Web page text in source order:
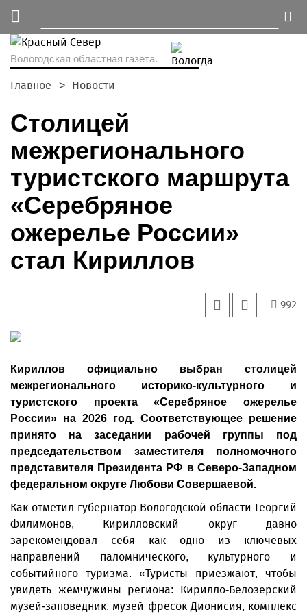
Вологодская областная газета.
Главное Новости
Столицей
межрегионального
туристского маршрута
«Серебряное
ожерелье России»
стал Кириллов
992
Кириллов официально выбран столицей
межрегионального историко-культурного и
туристского проекта «Серебряное ожерелье
России» на 2026 год. Соответствующее решение
принято на заседании рабочей группы под
председательством заместителя полномочного
представителя Президента РФ в Северо-Западном
федеральном округе Любови Совершаевой.
Как отметил губернатор Вологодской области Георгий
Филимонов, Кирилловский округ давно
зарекомендовал себя как одно из ключевых
направлений паломнического, культурного и
событийного туризма. «Туристы приезжают, чтобы
увидеть жемчужины региона: Кирилло-Белозерский
музей-заповедник, музей фресок Дионисия, комплекс